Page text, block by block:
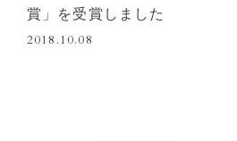
賞」を受賞しました
2018.10.08